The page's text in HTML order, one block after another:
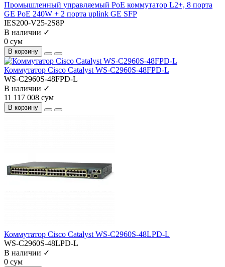
Промышленный управляемый PoE коммутатор L2+, 8 порта
GE PoE 240W + 2 порта uplink GE SFP
IES200-V25-2S8P
В наличии ✓
0 сум
В корзину
Коммутатор Cisco Catalyst WS-C2960S-48FPD-L
WS-C2960S-48FPD-L
В наличии ✓
11 117 008 сум
В корзину
Коммутатор Cisco Catalyst WS-C2960S-48LPD-L
WS-C2960S-48LPD-L
В наличии ✓
0 сум